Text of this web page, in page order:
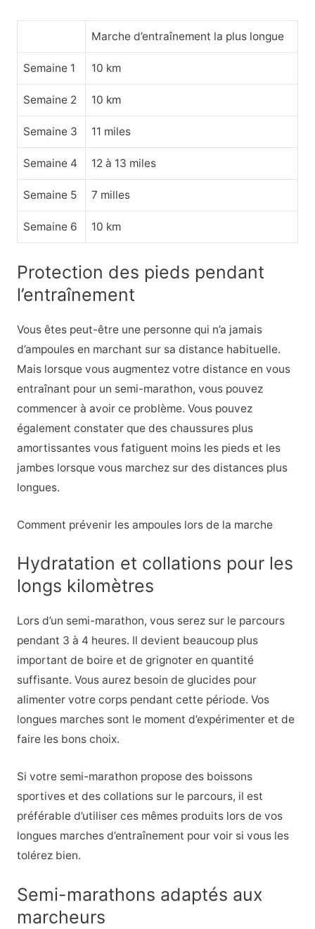
Marche d’entraînement la plus longue
Semaine 1 10 km
Semaine 2 10 km
Semaine 3 11 miles
Semaine 4 12 à 13 miles
Semaine 5 7 milles
Semaine 6 10 km
Protection des pieds pendant
l’entraînement
Vous êtes peut-être une personne qui n’a jamais
d’ampoules en marchant sur sa distance habituelle.
Mais lorsque vous augmentez votre distance en vous
entraînant pour un semi-marathon, vous pouvez
commencer à avoir ce problème. Vous pouvez
également constater que des chaussures plus
amortissantes vous fatiguent moins les pieds et les
jambes lorsque vous marchez sur des distances plus
longues.
Comment prévenir les ampoules lors de la marche
Hydratation et collations pour les
longs kilomètres
Lors d’un semi-marathon, vous serez sur le parcours
pendant 3 à 4 heures. Il devient beaucoup plus
important de boire et de grignoter en quantité
suffisante. Vous aurez besoin de glucides pour
alimenter votre corps pendant cette période. Vos
longues marches sont le moment d’expérimenter et de
faire les bons choix.
Si votre semi-marathon propose des boissons
sportives et des collations sur le parcours, il est
préférable d’utiliser ces mêmes produits lors de vos
longues marches d’entraînement pour voir si vous les
tolérez bien.
Semi-marathons adaptés aux
marcheurs